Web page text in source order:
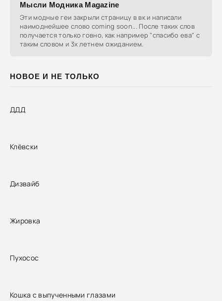
НОВОЕ И НЕ ТОЛЬКО
ДДД
Клёвски
Дизвайб
Жировка
Пухосос
Кошка с выпученными глазами
Мысли Модника Мagazine
Эти модные геи закрыли страницу в вк и написали
наимоднейшее слово coming soon... После таких слов
получается только говно, как например "спасибо ева" с
таким словом и 3х летнем ожиданием.